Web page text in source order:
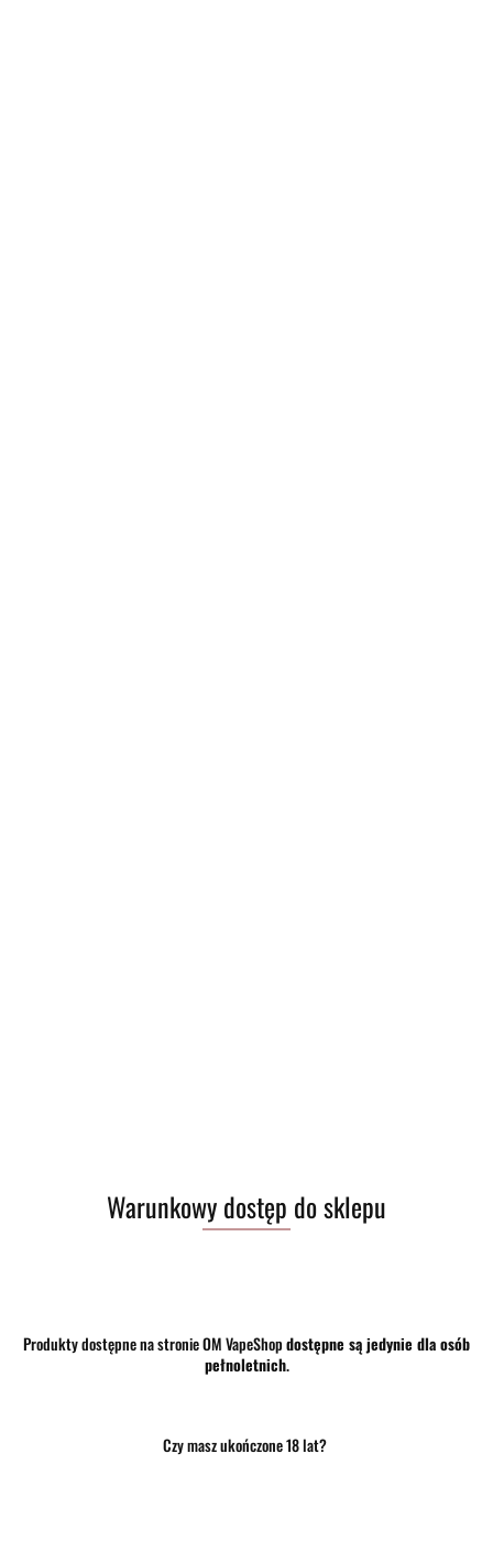
Warunkowy dostęp do sklepu
Produkty dostępne na stronie OM VapeShopdostępne są jedynie dla osób
pełnoletnich.
Czy masz ukończone 18 lat?